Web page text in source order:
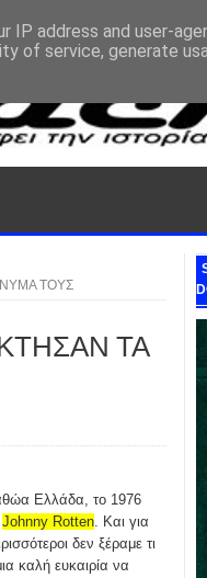
ΤΟΥΣ
ΤΑ
Ελλάδα, το 1976
Johnny Rotten. Και για
δεν ξέραμε τι
καλή ευκαιρία να
IP address and user-
of service, generate